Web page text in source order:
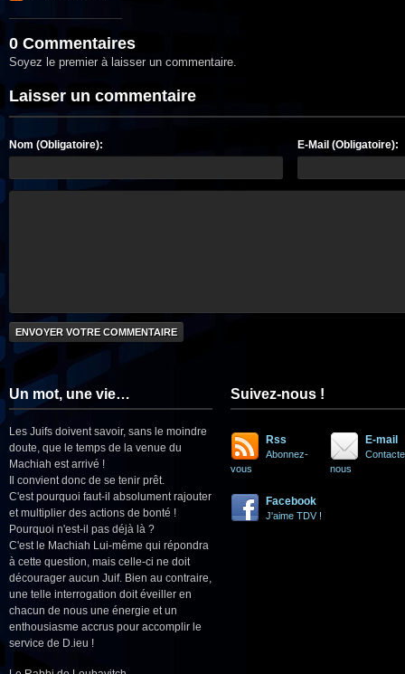
0 Commentaires
Soyez le premier à laisser un commentaire.
Laisser un commentaire
Nom (Obligatoire): E-Mail (Obligatoire):
Un mot, une vie…
Les Juifs doivent savoir, sans le moindre
doute, que le temps de la venue du
Machiah est arrivé !
Il convient donc de se tenir prêt.
C'est pourquoi faut-il absolument rajouter
et multiplier des actions de bonté !
Pourquoi n'est-il pas déjà là ?
C'est le Machiah Lui-même qui répondra
à cette question, mais celle-ci ne doit
décourager aucun Juif. Bien au contraire,
une telle interrogation doit éveiller en
chacun de nous une énergie et un
enthousiasme accrus pour accomplir le
service de D.ieu !
Suivez-nous !
Rss
Abonnez-
vous
E-mail
nous
Facebook
J'aime TDV !